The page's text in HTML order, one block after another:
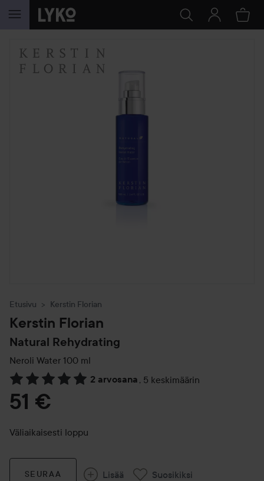
SIIRTYÄ JHK SISÄLTÖÖN
Etusivu Kerstin Florian
Kerstin Florian
Natural Rehydrating
Neroli Water 100 ml
2 arvosana , 5 keskimäärin
Siirtyä jhk Arvosana & kommentit
51 €
Väliaikaisesti loppu
SEURAA Lisää Suosikiksi